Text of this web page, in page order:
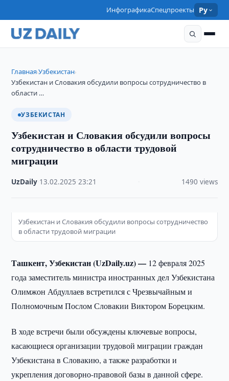
ИнфографикаСпецпроекты Ру
Главная›Узбекистан›
Узбекистан и Словакия обсудили вопросы сотрудничество в
области …
УЗБЕКИСТАН
Узбекистан и Словакия обсудили вопросы
сотрудничество в области трудовой
миграции
UzDaily 13.02.2025 ·23:21 1490 views
Узбекистан и Словакия обсудили вопросы сотрудничество
в области трудовой миграции
Ташкент, Узбекистан (UzDaily.uz) — 12 февраля 2025
года заместитель министра иностранных дел Узбекистана
Олимжон Абдуллаев встретился с Чрезвычайным и
Полномочным Послом Словакии Виктором Борецким.
В ходе встречи были обсуждены ключевые вопросы,
касающиеся организации трудовой миграции граждан
Узбекистана в Словакию, а также разработки и
укрепления договорно-правовой базы в данной сфере.